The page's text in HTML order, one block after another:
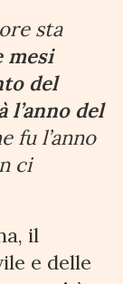
sta
mesi
del
l’anno del
fu l’anno
ci
il
e delle